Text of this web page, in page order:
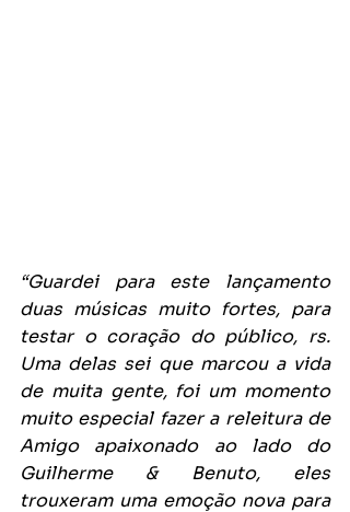
“Guardei para este lançamento
duas músicas muito fortes, para
testar o coração do público, rs.
Uma delas sei que marcou a vida
de muita gente, foi um momento
muito especial fazer a releitura de
Amigo apaixonado ao lado do
Guilherme & Benuto, eles
trouxeram uma emoção nova para